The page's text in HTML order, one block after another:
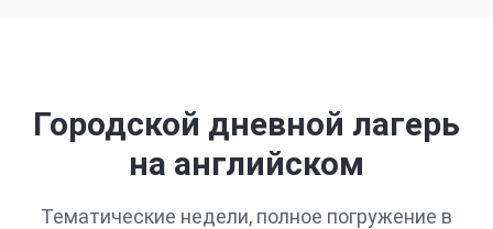
Городской дневной лагерь
на английском
Тематические недели, полное погружение в